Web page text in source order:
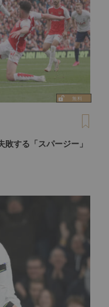
する「スパージー」